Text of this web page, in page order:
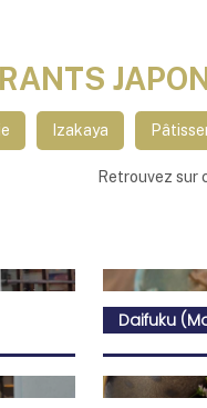
Izakaya
Retrouvez sur
Daifuku